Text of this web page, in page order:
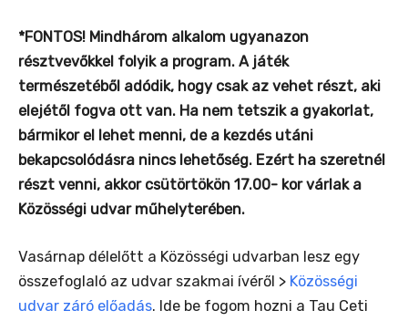
*FONTOS! Mindhárom alkalom ugyanazon
résztvevőkkel folyik a program. A játék
természetéből adódik, hogy csak az vehet részt, aki
elejétől fogva ott van. Ha nem tetszik a gyakorlat,
bármikor el lehet menni, de a kezdés utáni
bekapcsolódásra nincs lehetőség. Ezért ha szeretnél
részt venni, akkor csütörtökön 17.00- kor várlak a
Közösségi udvar műhelyterében.
Vasárnap délelőtt a Közösségi udvarban lesz egy
összefoglaló az udvar szakmai ívéről > Közösségi
udvar záró előadás. Ide be fogom hozni a Tau Ceti